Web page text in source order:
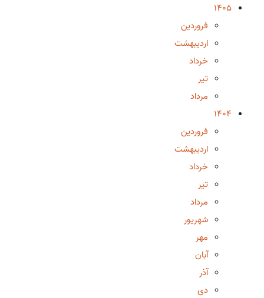
1405
فروردین
اردیبهشت
خرداد
تیر
مرداد
1404
فروردین
اردیبهشت
خرداد
تیر
مرداد
شهریور
مهر
آبان
آذر
دی